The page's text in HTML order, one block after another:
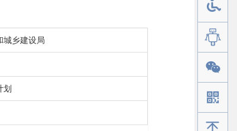
城乡建设局
划
手机版